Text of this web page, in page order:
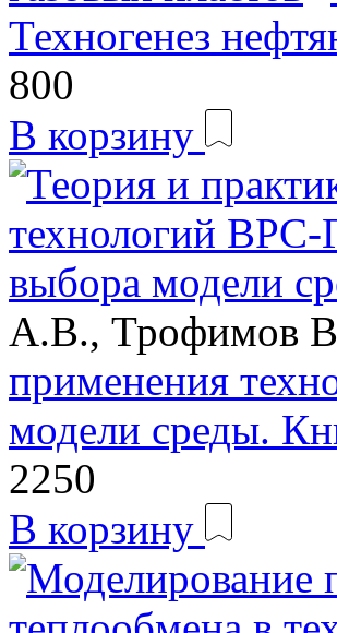
Техногенез
800
В корзину
А.В., Трофимов
применения
модели среды.
2250
В корзину